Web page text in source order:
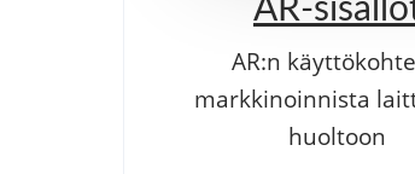
AR-
AR:n
markkinoinnista
huoltoon